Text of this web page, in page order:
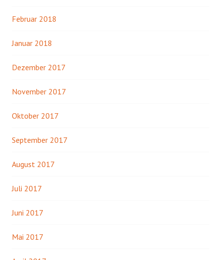
Februar 2018
Januar 2018
Dezember 2017
November 2017
Oktober 2017
September 2017
August 2017
Juli 2017
Juni 2017
Mai 2017